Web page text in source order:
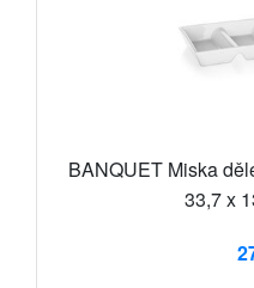
BANQUET Miska
33,7 x